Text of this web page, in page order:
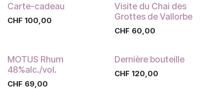
Carte-cadeau
CHF 100,00
Visite du Chai des
Grottes de Vallorbe
CHF 60,00
MOTUS Rhum
48%alc./vol.
CHF 69,00
Dernière bouteille
CHF 120,00